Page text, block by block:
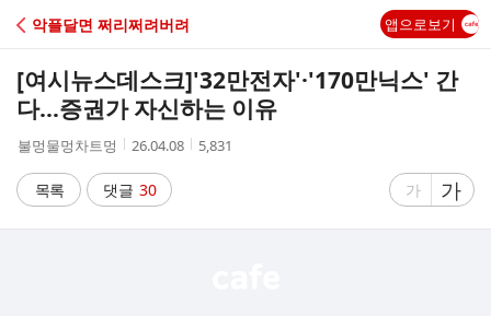
C
A
악플달면 쩌리쩌려버려 앱으로보기
[여시뉴스데스크]'32만전자'·'170만닉스' 간
다…증권가 자신하는 이유
작
자
불멍물멍차트멍
작
시
간
26.04.08
조
5,831
목록 댓글 30
글
가
글
자
가